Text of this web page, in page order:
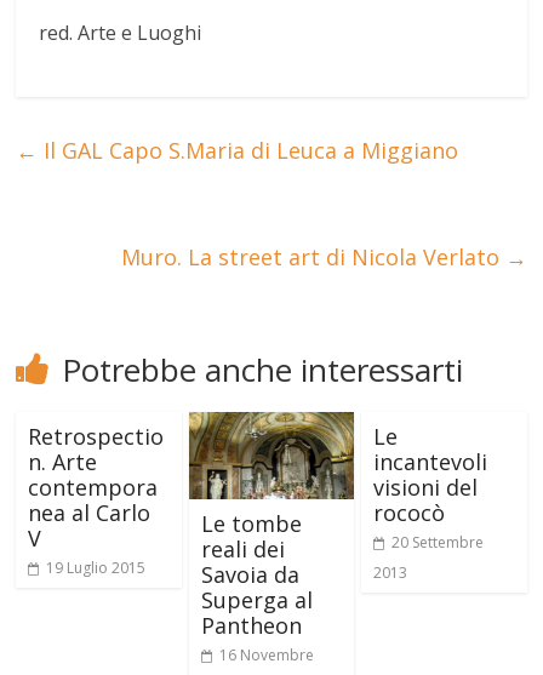
red. Arte e Luoghi
← Il GAL Capo S.Maria di Leuca a Miggiano
Muro. La street art di Nicola Verlato →
Potrebbe anche interessarti
Retrospectio
n. Arte
contempora
nea al Carlo
V
19 Luglio 2015
Le tombe
reali dei
Savoia da
Superga al
Pantheon
16 Novembre
Le
incantevoli
visioni del
rococò
20 Settembre
2013